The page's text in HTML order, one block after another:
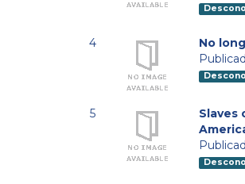
4
No
5
Slaves